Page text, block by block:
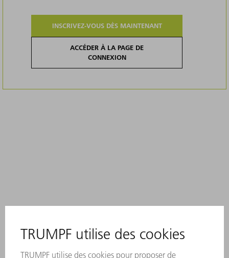
INSCRIVEZ-VOUS DÈS MAINTENANT
ACCÉDER À LA PAGE DE
CONNEXION